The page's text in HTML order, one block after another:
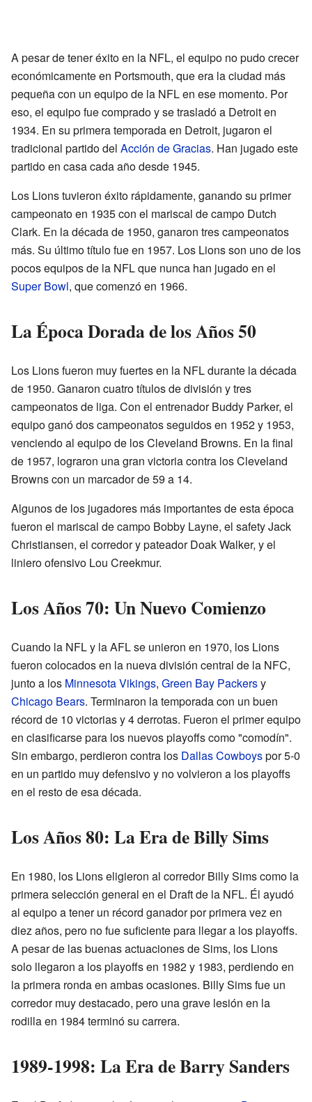
A pesar de tener éxito en la NFL, el equipo no pudo crecer
económicamente en Portsmouth, que era la ciudad más
pequeña con un equipo de la NFL en ese momento. Por
eso, el equipo fue comprado y se trasladó a Detroit en
1934. En su primera temporada en Detroit, jugaron el
tradicional partido del Acción de Gracias. Han jugado este
partido en casa cada año desde 1945.
Los Lions tuvieron éxito rápidamente, ganando su primer
campeonato en 1935 con el mariscal de campo Dutch
Clark. En la década de 1950, ganaron tres campeonatos
más. Su último título fue en 1957. Los Lions son uno de los
pocos equipos de la NFL que nunca han jugado en el
Super Bowl, que comenzó en 1966.
La Época Dorada de los Años 50
Los Lions fueron muy fuertes en la NFL durante la década
de 1950. Ganaron cuatro títulos de división y tres
campeonatos de liga. Con el entrenador Buddy Parker, el
equipo ganó dos campeonatos seguidos en 1952 y 1953,
venciendo al equipo de los Cleveland Browns. En la final
de 1957, lograron una gran victoria contra los Cleveland
Browns con un marcador de 59 a 14.
Algunos de los jugadores más importantes de esta época
fueron el mariscal de campo Bobby Layne, el safety Jack
Christiansen, el corredor y pateador Doak Walker, y el
liniero ofensivo Lou Creekmur.
Los Años 70: Un Nuevo Comienzo
Cuando la NFL y la AFL se unieron en 1970, los Lions
fueron colocados en la nueva división central de la NFC,
junto a los Minnesota Vikings, Green Bay Packersy
Chicago Bears. Terminaron la temporada con un buen
récord de 10 victorias y 4 derrotas. Fueron el primer equipo
en clasificarse para los nuevos playoffs como "comodín".
Sin embargo, perdieron contra los Dallas Cowboyspor 5-0
en un partido muy defensivo y no volvieron a los playoffs
en el resto de esa década.
Los Años 80: La Era de Billy Sims
En 1980, los Lions eligieron al corredor Billy Sims como la
primera selección general en el Draft de la NFL. Él ayudó
al equipo a tener un récord ganador por primera vez en
diez años, pero no fue suficiente para llegar a los playoffs.
A pesar de las buenas actuaciones de Sims, los Lions
solo llegaron a los playoffs en 1982 y 1983, perdiendo en
la primera ronda en ambas ocasiones. Billy Sims fue un
corredor muy destacado, pero una grave lesión en la
rodilla en 1984 terminó su carrera.
1989-1998: La Era de Barry Sanders